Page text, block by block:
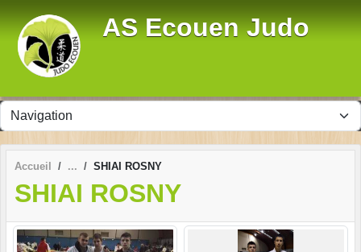
AS Ecouen Judo
Accueil SHIAI ROSNY
SHIAI ROSNY